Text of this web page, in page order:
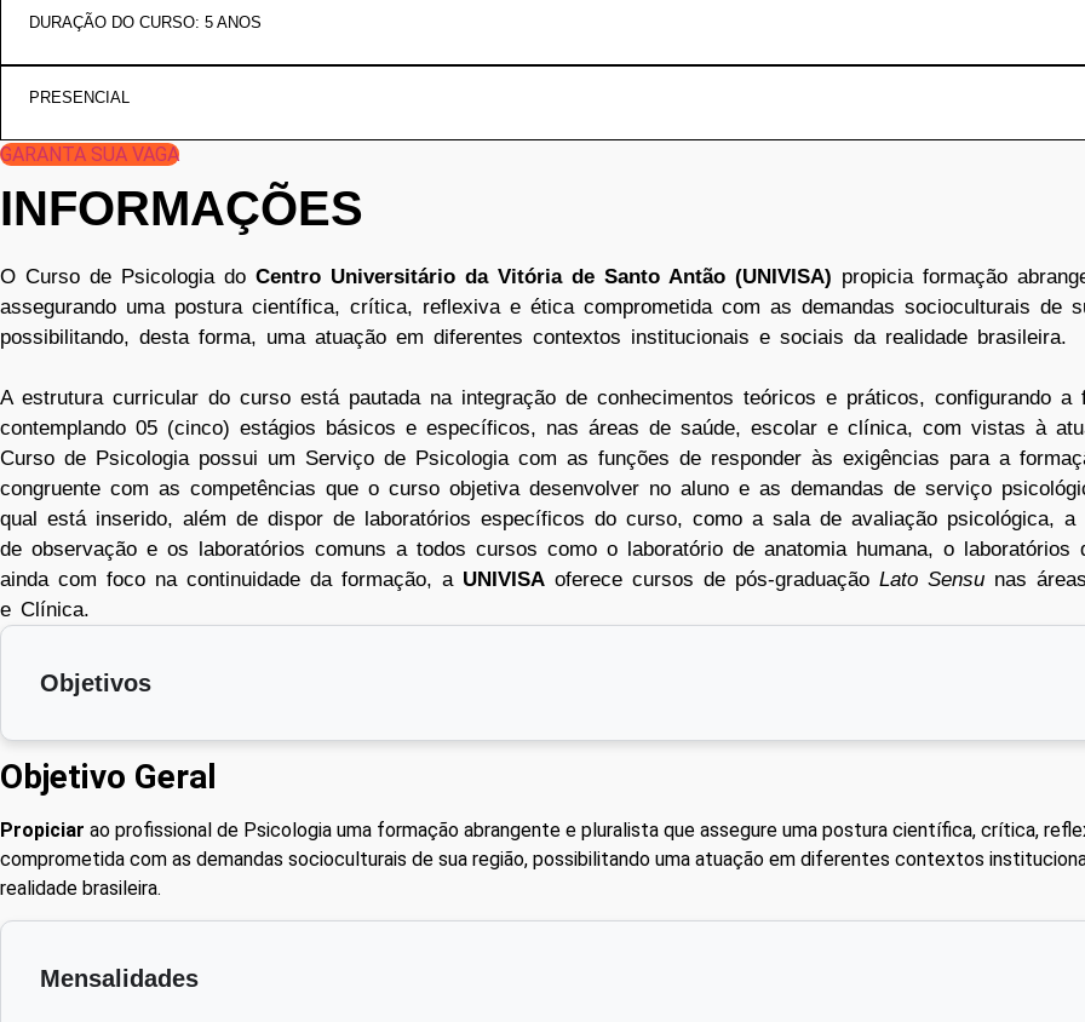
DURAÇÃO DO CURSO: 5 ANOS
PRESENCIAL
GARANTA SUA VAGA
INFORMAÇÕES
O Curso de Psicologia do Centro Universitário da Vitória de Santo Antão (UNIVISA) propicia formação
assegurando uma postura científica, crítica, reflexiva e ética comprometida com as demandas socioculturais de
possibilitando, desta forma, uma atuação em diferentes contextos institucionais e sociais da realidade brasileira.
A estrutura curricular do curso está pautada na integração de conhecimentos teóricos e práticos, configurando a
contemplando 05 (cinco) estágios básicos e específicos, nas áreas de saúde, escolar e clínica, com vistas à
Curso de Psicologia possui um Serviço de Psicologia com as funções de responder às exigências para a
congruente com as competências que o curso objetiva desenvolver no aluno e as demandas de serviço
qual está inserido, além de dispor de laboratórios específicos do curso, como a sala de avaliação psicológica,
de observação e os laboratórios comuns a todos cursos como o laboratório de anatomia humana, o laboratórios
ainda com foco na continuidade da formação, a UNIVISA oferece cursos de pós-graduação Lato Sensu nas
e Clínica.
Objetivos
Objetivo Geral
Propiciar ao profissional de Psicologia uma formação abrangente e pluralista que assegure uma postura científica, crítica,
comprometida com as demandas socioculturais de sua região, possibilitando uma atuação em diferentes contextos
realidade brasileira.
Mensalidades